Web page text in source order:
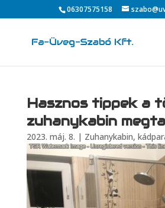
06307575158
Hasznos tippek a
zuhanykabin
2023. máj. 8. | Zuhanykabin,